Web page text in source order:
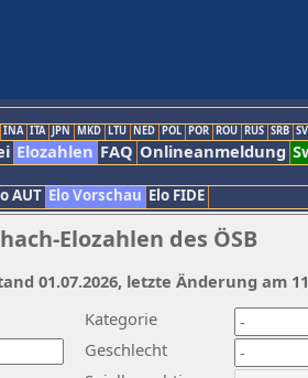
INA ITA JPN MKD LTU NED POL POR ROU RUS SRB
Elozahlen FAQ Onlineanmeldung
AUT Elo Vorschau Elo FIDE
Elozahlen des ÖSB
Kategorie
Geschlecht
01.07.2026, letzte Änderung am